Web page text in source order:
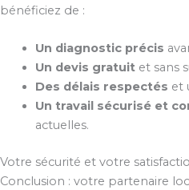
bénéficiez de :
Un diagnostic précis
Un devis gratuitet sans
Des délais respectés et
Un travail sécurisé et
actuelles.
Votre sécurité et votre
Conclusion : votre partenaire